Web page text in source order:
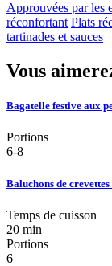
Approuvées par les
réconfortant Plats
tartinades et sauces
Vous
Bagatelle festive aux
Portions
6-8
Baluchons de
Temps de cuisson
20 min
Portions
6